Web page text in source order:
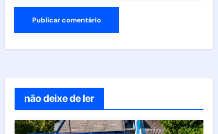
não deixe de ler